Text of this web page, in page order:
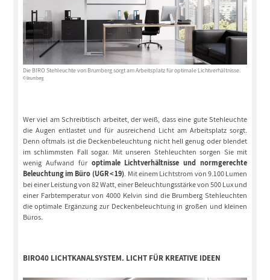
Die BIRO Stehleuchte von Brumberg sorgt am Arbeitsplatz für optimale Lichtverhältnisse.
© Brumberg
Wer viel am Schreibtisch arbeitet, der weiß, dass eine gute Stehleuchte
die Augen entlastet und für ausreichend Licht am Arbeitsplatz sorgt.
Denn oftmals ist die Deckenbeleuchtung nicht hell genug oder blendet
im schlimmsten Fall sogar. Mit unseren Stehleuchten sorgen Sie mit
wenig Aufwand für optimale Lichtverhältnisse und normgerechte
Beleuchtung im Büro (UGR < 19). Mit einem Lichtstrom von 9.100 Lumen
bei einer Leistung von 82 Watt, einer Beleuchtungsstärke von 500 Lux und
einer Farbtemperatur von 4000 Kelvin sind die Brumberg Stehleuchten
die optimale Ergänzung zur Deckenbeleuchtung in großen und kleinen
Büros.
BIRO40 LICHTKANALSYSTEM. LICHT FÜR KREATIVE IDEEN